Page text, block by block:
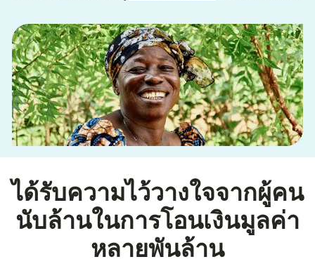
ได้รับความไว้วางใจจากผู้คน
นับล้านในการโอนเงินมูลค่า
หลายพันล้าน